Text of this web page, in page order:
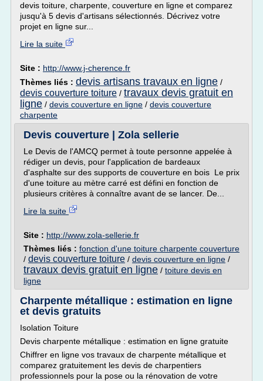
devis toiture, charpente, couverture en ligne et comparez
jusqu'à 5 devis d'artisans sélectionnés. Décrivez votre
projet en ligne sur...
Lire la suite
Site : http://www.j-cherence.fr
Thèmes liés : devis artisans travaux en ligne /
devis couverture toiture / travaux devis gratuit en
ligne / devis couverture en ligne / devis couverture
charpente
Devis couverture | Zola sellerie
Le Devis de l'AMCQ permet à toute personne appelée à
rédiger un devis, pour l'application de bardeaux
d'asphalte sur des supports de couverture en bois Le prix
d'une toiture au mètre carré est défini en fonction de
plusieurs critères à connaître avant de se lancer. De...
Lire la suite
Site : http://www.zola-sellerie.fr
Thèmes liés : fonction d'une toiture charpente couverture
/ devis couverture toiture / devis couverture en ligne /
travaux devis gratuit en ligne / toiture devis en
ligne
Charpente métallique : estimation en ligne
et devis gratuits
Isolation Toiture
Devis charpente métallique : estimation en ligne gratuite
Chiffrer en ligne vos travaux de charpente métallique et
comparez gratuitement les devis de charpentiers
professionnels pour la pose ou la rénovation de votre